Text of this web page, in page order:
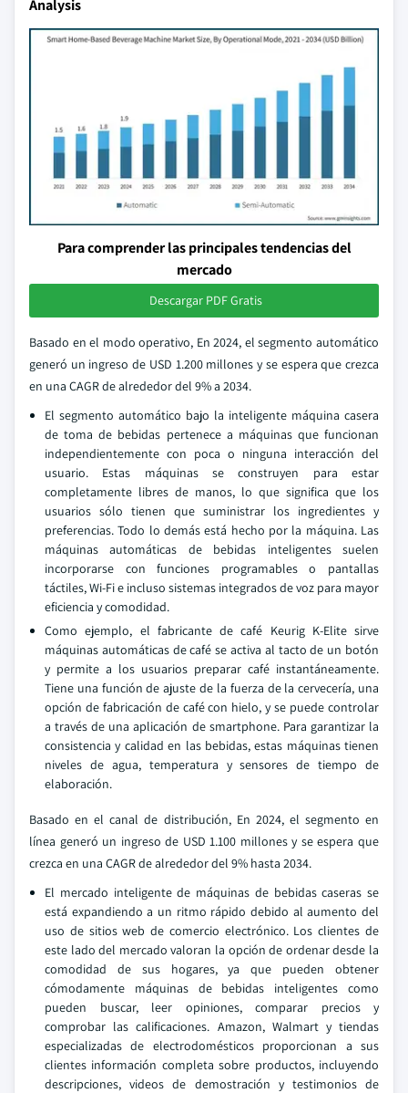
Analysis
Para comprender las principales tendencias del
mercado
Descargar PDF Gratis
Basado en el modo operativo, En 2024, el segmento automático
generó un ingreso de USD 1.200 millones y se espera que crezca
en una CAGR de alrededor del 9% a 2034.
El segmento automático bajo la inteligente máquina casera
de toma de bebidas pertenece a máquinas que funcionan
independientemente con poca o ninguna interacción del
usuario. Estas máquinas se construyen para estar
completamente libres de manos, lo que significa que los
usuarios sólo tienen que suministrar los ingredientes y
preferencias. Todo lo demás está hecho por la máquina. Las
máquinas automáticas de bebidas inteligentes suelen
incorporarse con funciones programables o pantallas
táctiles, Wi-Fi e incluso sistemas integrados de voz para mayor
eficiencia y comodidad.
Como ejemplo, el fabricante de café Keurig K-Elite sirve
máquinas automáticas de café se activa al tacto de un botón
y permite a los usuarios preparar café instantáneamente.
Tiene una función de ajuste de la fuerza de la cervecería, una
opción de fabricación de café con hielo, y se puede controlar
a través de una aplicación de smartphone. Para garantizar la
consistencia y calidad en las bebidas, estas máquinas tienen
niveles de agua, temperatura y sensores de tiempo de
elaboración.
Basado en el canal de distribución, En 2024, el segmento en
línea generó un ingreso de USD 1.100 millones y se espera que
crezca en una CAGR de alrededor del 9% hasta 2034.
El mercado inteligente de máquinas de bebidas caseras se
está expandiendo a un ritmo rápido debido al aumento del
uso de sitios web de comercio electrónico. Los clientes de
este lado del mercado valoran la opción de ordenar desde la
comodidad de sus hogares, ya que pueden obtener
cómodamente máquinas de bebidas inteligentes como
pueden buscar, leer opiniones, comparar precios y
comprobar las calificaciones. Amazon, Walmart y tiendas
especializadas de electrodomésticos proporcionan a sus
clientes información completa sobre productos, incluyendo
descripciones, videos de demostración y testimonios de